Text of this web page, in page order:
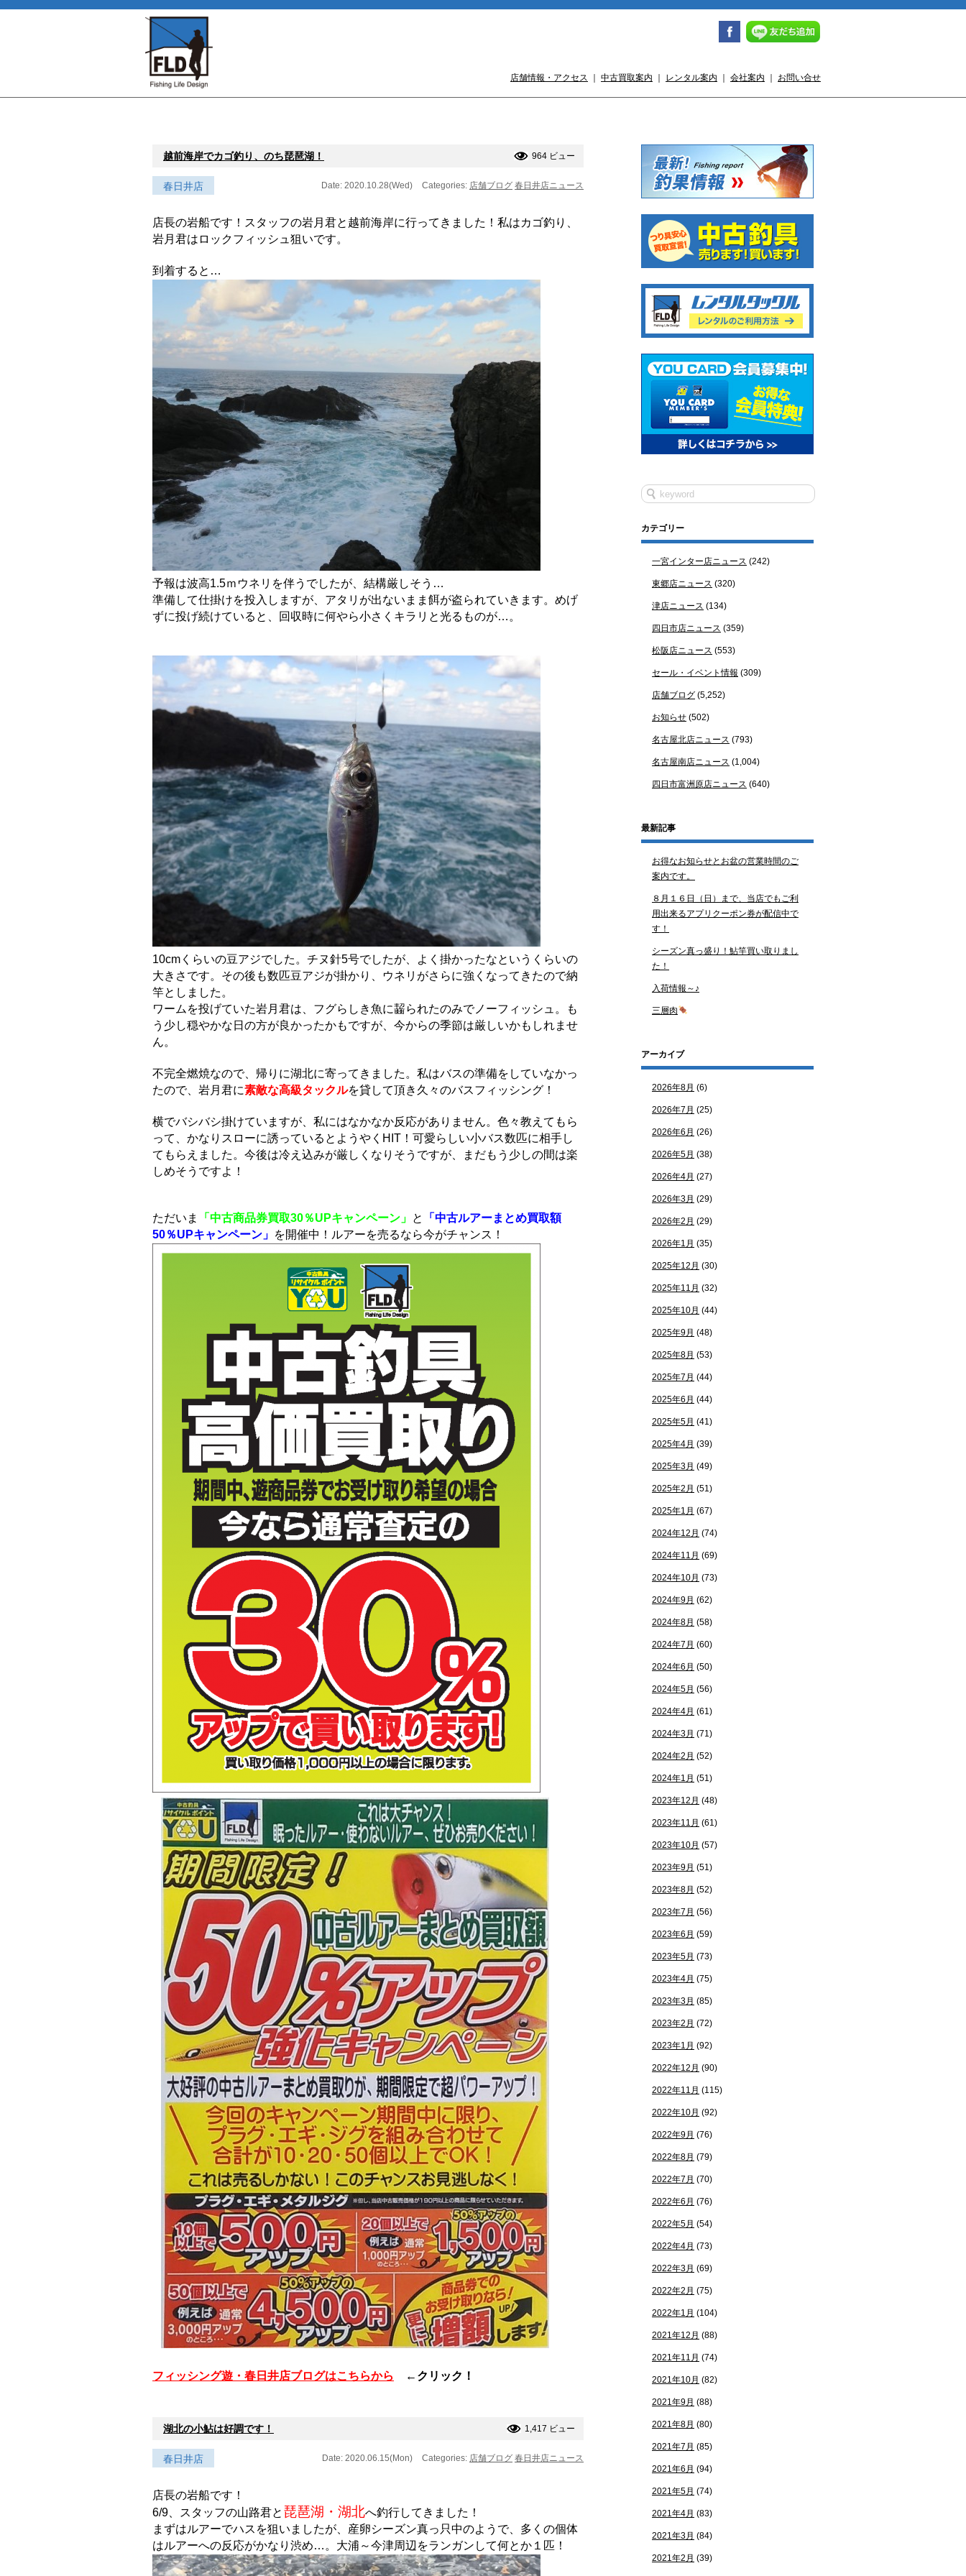
店舗情報・アクセス 中古買取案内 レンタル案内 会社案内 お問い合せ
越前海岸でカゴ釣り、のち琵琶湖！ 964 ビュー
春日井店 Date: 2020.10.28(Wed) Categories: 店舗ブログ 春日井店ニュース
店長の岩船です！スタッフの岩月君と越前海岸に行ってきました！私はカゴ釣り、
岩月君はロックフィッシュ狙いです。
到着すると…
予報は波高1.5ｍウネリを伴うでしたが、結構厳しそう…
準備して仕掛けを投入しますが、アタリが出ないまま餌が盗られていきます。めげ
ずに投げ続けていると、回収時に何やら小さくキラリと光るものが…。
10cmくらいの豆アジでした。チヌ針5号でしたが、よく掛かったなというくらいの
大きさです。その後も数匹豆アジが掛かり、ウネリがさらに強くなってきたので納
竿としました。
ワームを投げていた岩月君は、フグらしき魚に齧られたのみでノーフィッシュ。も
う少し穏やかな日の方が良かったかもですが、今からの季節は厳しいかもしれませ
ん。
不完全燃焼なので、帰りに湖北に寄ってきました。私はバスの準備をしていなかっ
たので、岩月君に素敵な高級タックルを貸して頂き久々のバスフィッシング！
横でバシバシ掛けていますが、私にはなかなか反応がありません。色々教えてもら
って、かなりスローに誘っているとようやくHIT！可愛らしい小バス数匹に相手し
てもらえました。今後は冷え込みが厳しくなりそうですが、まだもう少しの間は楽
しめそうですよ！
ただいま 「中古商品券買取30％UPキャンペーン」 と
「中古ルアーまとめ買取額
50％UPキャンペーン」 を開催中！ルアーを売るなら今がチャンス！
フィッシング遊・春日井店ブログはこちらから ←クリック！
湖北の小鮎は好調です！ 1,417 ビュー
春日井店 Date: 2020.06.15(Mon) Categories: 店舗ブログ 春日井店ニュース
店長の岩船です！
6/9、スタッフの山路君と 琵琶湖・湖北へ釣行してきました！
まずはルアーでハスを狙いましたが、産卵シーズン真っ只中のようで、多くの個体
はルアーへの反応がかなり渋め…。大浦～今津周辺をランガンして何とか１匹！
カテゴリー
一宮インター店ニュース (242)
東郷店ニュース (320)
津店ニュース (134)
四日市店ニュース (359)
松阪店ニュース (553)
セール・イベント情報 (309)
店舗ブログ (5,252)
お知らせ (502)
名古屋北店ニュース (793)
名古屋南店ニュース (1,004)
四日市富洲原店ニュース (640)
最新記事
お得なお知らせとお盆の営業時間のご
案内です。
８月１６日（日）まで、当店でもご利
用出来るアプリクーポン券が配信中で
す！
シーズン真っ盛り！鮎竿買い取りまし
た！
入荷情報～♪
三層肉
アーカイブ
2026年8月 (6)
2026年7月 (25)
2026年6月 (26)
2026年5月 (38)
2026年4月 (27)
2026年3月 (29)
2026年2月 (29)
2026年1月 (35)
2025年12月 (30)
2025年11月 (32)
2025年10月 (44)
2025年9月 (48)
2025年8月 (53)
2025年7月 (44)
2025年6月 (44)
2025年5月 (41)
2025年4月 (39)
2025年3月 (49)
2025年2月 (51)
2025年1月 (67)
2024年12月 (74)
2024年11月 (69)
2024年10月 (73)
2024年9月 (62)
2024年8月 (58)
2024年7月 (60)
2024年6月 (50)
2024年5月 (56)
2024年4月 (61)
2024年3月 (71)
2024年2月 (52)
2024年1月 (51)
2023年12月 (48)
2023年11月 (61)
2023年10月 (57)
2023年9月 (51)
2023年8月 (52)
2023年7月 (56)
2023年6月 (59)
2023年5月 (73)
2023年4月 (75)
2023年3月 (85)
2023年2月 (72)
2023年1月 (92)
2022年12月 (90)
2022年11月 (115)
2022年10月 (92)
2022年9月 (76)
2022年8月 (79)
2022年7月 (70)
2022年6月 (76)
2022年5月 (54)
2022年4月 (73)
2022年3月 (69)
2022年2月 (75)
2022年1月 (104)
2021年12月 (88)
2021年11月 (74)
2021年10月 (82)
2021年9月 (88)
2021年8月 (80)
2021年7月 (85)
2021年6月 (94)
2021年5月 (74)
2021年4月 (83)
2021年3月 (84)
2021年2月 (39)